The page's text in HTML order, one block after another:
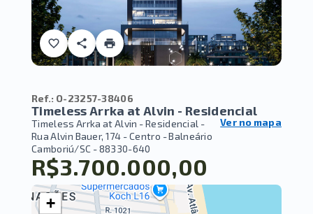
Ref.: O-23257-38406
Timeless Arrka at Alvin - Residencial
Timeless Arrka at Alvin - Residencial -
Rua Alvin Bauer, 174 - Centro - Balneário
Camboriú/SC - 88330-640
Ver no mapa
R$3.700.000,00
+